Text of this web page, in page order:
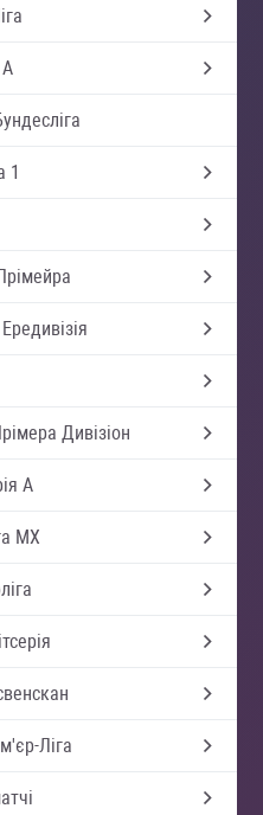
А
1
Ередивізія
Дивізіон
А
MX
Ліга